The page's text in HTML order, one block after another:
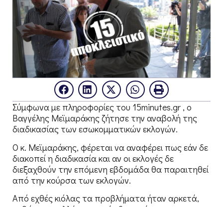
Σύμφωνα με πληροφορίες του 15minutes.gr , ο
Βαγγέλης Μεϊμαράκης ζήτησε την αναβολή της
διαδικασίας των εσωκομματικών εκλογών.
Ο κ. Μεϊμαράκης, φέρεται να αναφέρει πως εάν δε
διακοπεί η διαδικασία και αν οι εκλογές δε
διεξαχθούν την επόμενη εβδομάδα θα παραιτηθεί
από την κούρσα των εκλογών.
Από εχθές κιόλας τα προβλήματα ήταν αρκετά,